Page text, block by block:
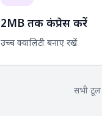
2MB तक कंप्रेस करें
उच्च क्वालिटी बनाए रखें
सभी टूल